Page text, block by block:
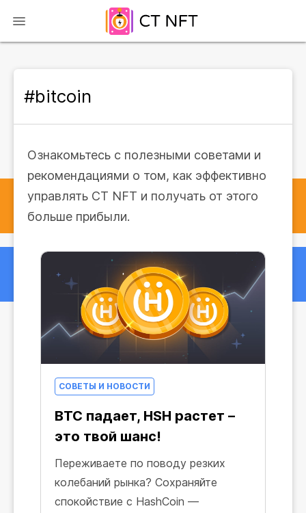
#bitcoin
Ознакомьтесь с полезными советами и
рекомендациями о том, как эффективно
управлять CT NFT и получать от этого
больше прибыли.
СОВЕТЫ И НОВОСТИ
BTC падает, HSH растет –
это твой шанс!
Переживаете по поводу резких
колебаний рынка? Сохраняйте
спокойствие с HashCoin —